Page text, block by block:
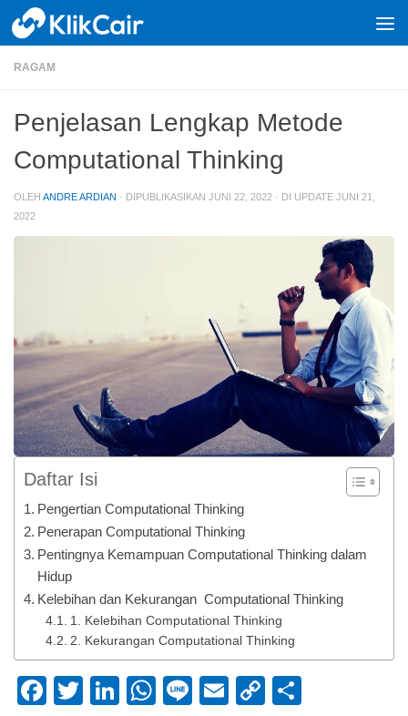
Skip to content
RAGAM
Penjelasan Lengkap Metode
Computational Thinking
OLEH ANDRE ARDIAN · DIPUBLIKASIKAN JUNI 22, 2022 · DI UPDATE JUNI 21,
2022
Daftar Isi
Pengertian Computational Thinking
Penerapan Computational Thinking
Pentingnya Kemampuan Computational Thinking dalam
Hidup
Kelebihan dan Kekurangan Computational Thinking
1. Kelebihan Computational Thinking
2. Kekurangan Computational Thinking
Facebook
TwitterLinkedIn
WhatsApp
LineEmailCopy